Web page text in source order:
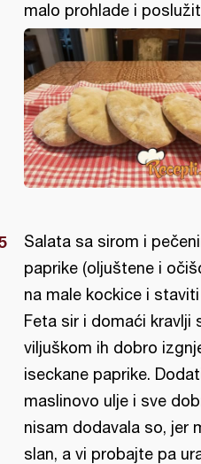
malo prohlade i
Salata sa sirom i
paprike (oljuštene i
na male kockice i
Feta sir i domaći kravlji
viljuškom ih dobro
iseckane paprike.
maslinovo ulje i sve
nisam dodavala so, jer
slan, a vi probajte pa